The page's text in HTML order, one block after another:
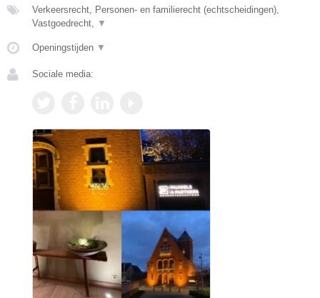
Verkeersrecht, Personen- en familierecht (echtscheidingen),
Vastgoedrecht, ▼
Openingstijden ▼
Sociale media: